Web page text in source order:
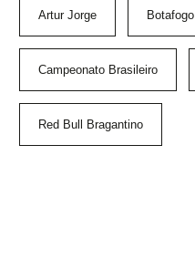
Artur Jorge Botafogo
Campeonato Brasileiro
Red Bull Bragantino